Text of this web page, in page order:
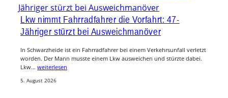
Lkw nimmt Fahrradfahrer die Vorfahrt: 47-
Jähriger stürzt bei Ausweichmanöver
In Schwarzheide ist ein Fahrradfahrer bei einem Verkehrsunfall verletzt
worden. Der Mann musste einem Lkw ausweichen und stürzte dabei.
Lkw… weiterlesen
5. August 2026